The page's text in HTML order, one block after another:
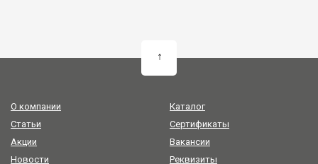
↑
О компании
Статьи
Акции
Новости
Каталог
Сертификаты
Вакансии
Реквизиты